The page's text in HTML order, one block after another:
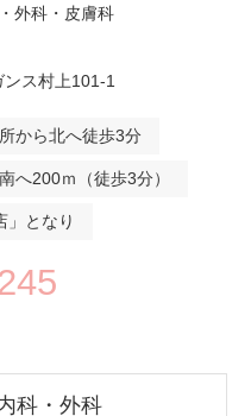
外科・皮膚科
ス村上101-1
から北へ徒歩3分
へ200ｍ（徒歩3分）
」となり
科・外科